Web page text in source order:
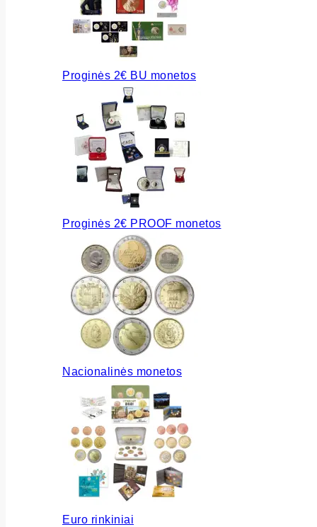
Proginės 2€ BU monetos
Proginės 2€ PROOF monetos
Nacionalinės monetos
Euro rinkiniai